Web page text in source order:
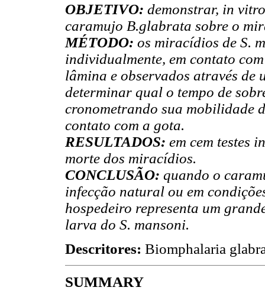
OBJETIVO: demonstrar, in
caramujo B.glabrata sobre o
MÉTODO: os miracídios de S.
individualmente, em contato
lâmina e observados através
determinar qual o tempo de
cronometrando sua mobilidade
contato com a gota.
RESULTADOS: em cem testes
morte dos miracídios.
CONCLUSÃO: quando o
infecção natural ou em
hospedeiro representa um
larva do S. mansoni.
Descritores: Biomphalaria
SUMMARY